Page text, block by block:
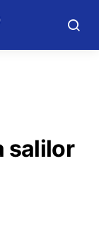
salilor